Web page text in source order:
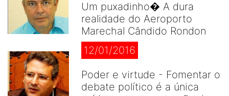
Um puxadinho� A dura
realidade do Aeroporto
Marechal Cândido Rondon
12/01/2016
Poder e virtude - Fomentar o
debate político é a única